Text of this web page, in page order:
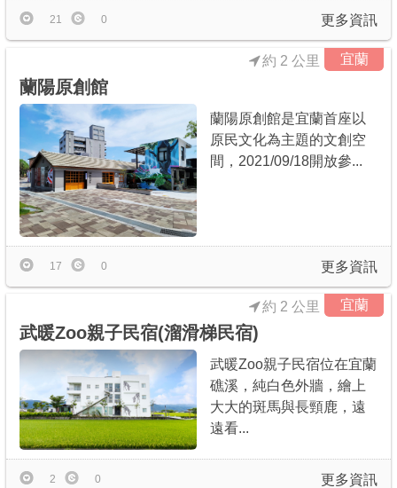
更多資訊
21 0
宜蘭
蘭陽原創館
約 2 公里
蘭陽原創館是宜蘭首座以
原民文化為主題的文創空
間，2021/09/18開放參...
更多資訊
17 0
宜蘭
武暖Zoo親子民宿(溜滑梯民宿)
約 2 公里
武暖Zoo親子民宿位在宜蘭
礁溪，純白色外牆，繪上
大大的斑馬與長頸鹿，遠
遠看...
更多資訊
2 0